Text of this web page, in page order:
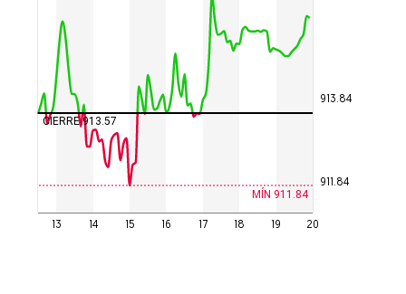
CIERRE 913.57
MÍN 911.84
13 14 15 16 17 18 19 20
911.84
913.84